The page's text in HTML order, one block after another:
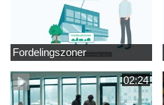
Fordelingszoner
02:24